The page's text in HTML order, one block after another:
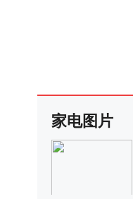
家电图片